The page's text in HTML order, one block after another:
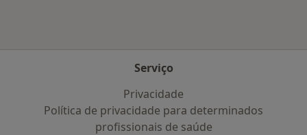
Serviço
Privacidade
Política de privacidade para determinados
profissionais de saúde